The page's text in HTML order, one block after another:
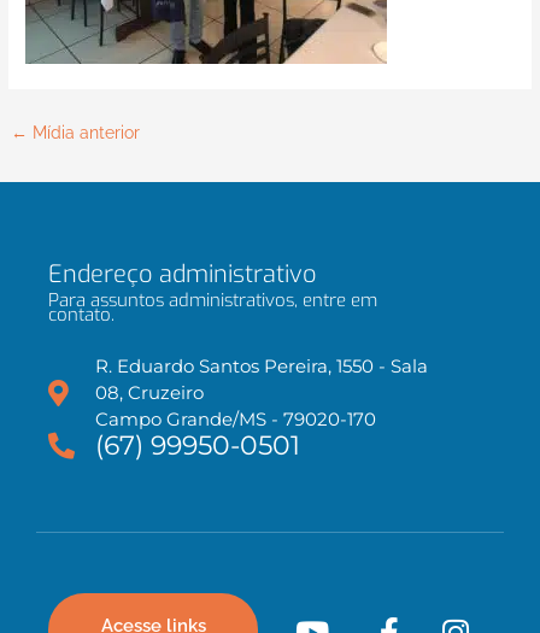
← Mídia anterior
Endereço administrativo
Para assuntos administrativos, entre em
contato.
R. Eduardo Santos Pereira, 1550 - Sala
08, Cruzeiro
Campo Grande/MS - 79020-170
(67) 99950-0501
Acesse links